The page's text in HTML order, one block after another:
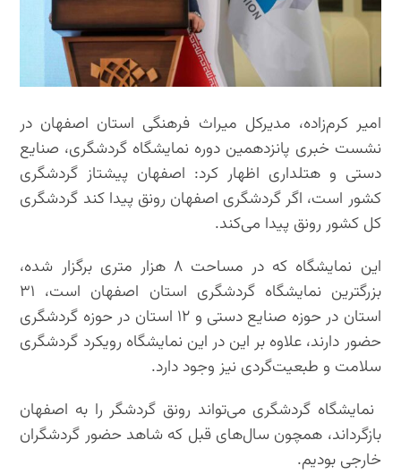
امیر کرم‌زاده، مدیرکل میراث فرهنگی استان اصفهان در
نشست خبری پانزدهمین دوره نمایشگاه گردشگری، صنایع
دستی و هتلد‌اری اظهار کرد: اصفهان پیشتاز گردشگری
کشور است، اگر گردشگری اصفهان رونق پیدا کند گردشگری
کل کشور رونق پیدا می‌کند.
️این نمایشگاه که در مساحت ۸ هزار متری برگزار شده،
بزرگترین نمایشگاه گردشگری استان اصفهان است، ۳۱
استان در حوزه صنایع دستی و ۱۲ استان در حوزه گردشگری
حضور دارند، علاوه بر این در این نمایشگاه رویکرد گردشگری
سلامت و طبعیت‌گردی نیز وجود دارد.
️ نمایشگاه گردشگری می‌تواند رونق گردشگر را به اصفهان
بازگرداند، همچون سال‌های قبل که شاهد حضور گردشگران
خارجی بودیم.